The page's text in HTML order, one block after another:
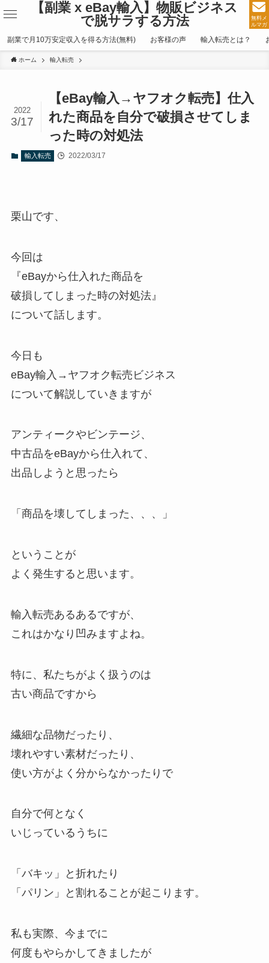
【副業 x eBay輸入】物販ビジネス
で脱サラする方法
無料メ
ルマガ
副業で月10万安定収入を得る方法(無料) お客様の声 輸入転売とは？
ホーム 輸入転売
【eBay輸入→ヤフオク転売】仕入
れた商品を自分で破損させてしま
った時の対処法
2022
3/17
輸入転売 2022/03/17
栗山です、
今回は
『eBayから仕入れた商品を
破損してしまった時の対処法』
について話します。
今日も
eBay輸入→ヤフオク転売ビジネス
について解説していきますが
アンティークやビンテージ、
中古品をeBayから仕入れて、
出品しようと思ったら
「商品を壊してしまった、、、」
ということが
よく発生すると思います。
輸入転売あるあるですが、
これはかなり凹みますよね。
特に、私たちがよく扱うのは
古い商品ですから
繊細な品物だったり、
壊れやすい素材だったり、
使い方がよく分からなかったりで
自分で何となく
いじっているうちに
「バキッ」と折れたり
「パリン」と割れることが起こります。
私も実際、今までに
何度もやらかしてきましたが